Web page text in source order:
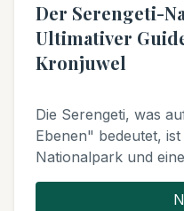
Der Serengeti-
Ultimativer
Kronjuwel
Die Serengeti, was
Ebenen" bedeutet,
Nationalpark und
Als Heimat der
und mit ganzjähriger